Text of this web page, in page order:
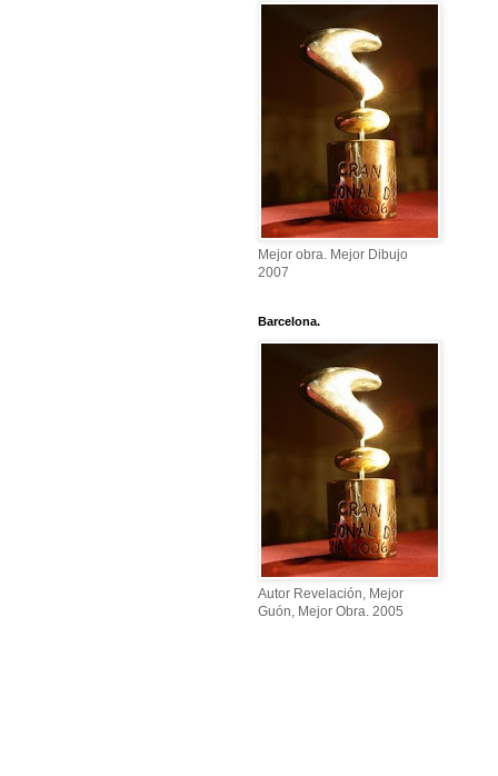
Mejor obra. Mejor Dibujo
2007
Barcelona.
Autor Revelación, Mejor
Guón, Mejor Obra. 2005